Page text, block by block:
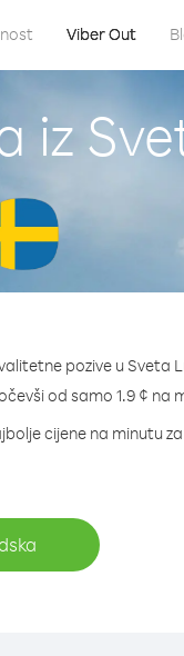
Viber Out
iz
pozive u Sveta
od samo 1.9 ¢ na
cijene na minutu